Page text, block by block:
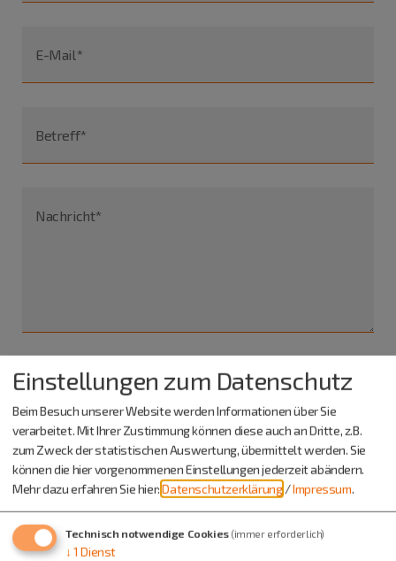
E-Mail*
Betreff*
Nachricht*
Ich habe die Datenschutzerklärung gelesenund bin
Absenden
*) Pflichtfeld
Eine Kopie dieser E-Mail wird an Ihre Adresse verschickt.
Einstellungen zum Datenschutz
Beim Besuch unserer Website werden Informationen über Sie
verarbeitet. Mit Ihrer Zustimmung können diese auch an Dritte, z.B.
zum Zweck der statistischen Auswertung, übermittelt werden. Sie
können die hier vorgenommenen Einstellungen jederzeit abändern.
Mehr dazu erfahren Sie hier:Datenschutzerklärung /Impressum.
Technisch notwendige Cookies (immer erforderlich)
↓ 1 Dienst